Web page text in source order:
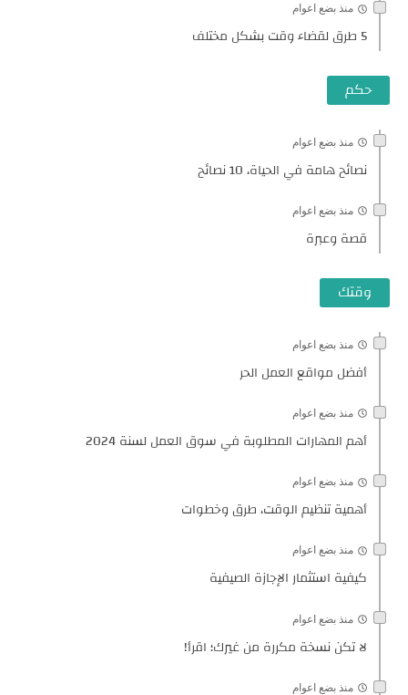
منذ بضع اعوام
5 طرق لقضاء وقت بشكل مختلف
حكم
منذ بضع اعوام
نصائح هامة في الحياة، 10 نصائح
منذ بضع اعوام
قصة وعبرة
وقتك
منذ بضع اعوام
أفضل مواقع العمل الحر
منذ بضع اعوام
أهم المهارات المطلوبة في سوق العمل لسنة 2024
منذ بضع اعوام
أهمية تنظيم الوقت، طرق وخطوات
منذ بضع اعوام
كيفية استثمار الإجازة الصيفية
منذ بضع اعوام
لا تكن نسخة مكررة من غيرك؛ اقرأ!
منذ بضع اعوام